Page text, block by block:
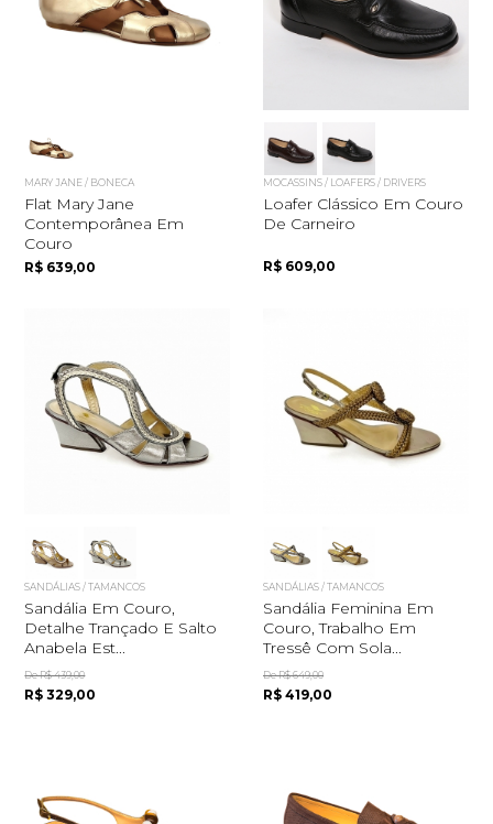
MARY JANE / BONECA
Flat Mary Jane
Contemporânea Em
Couro
R$ 639,00
MOCASSINS / LOAFERS / DRIVERS
Loafer Clássico Em Couro
De Carneiro
R$ 609,00
SANDÁLIAS / TAMANCOS
Sandália Em Couro,
Detalhe Trançado E Salto
Anabela Est...
De R$ 439,00
R$ 329,00
SANDÁLIAS / TAMANCOS
Sandália Feminina Em
Couro, Trabalho Em
Tressê Com Sola...
De R$ 649,00
R$ 419,00